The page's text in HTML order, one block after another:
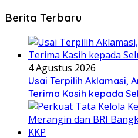
Berita Terbaru
4 Agustus 2026
Usai Terpilih Aklamasi,
Terima Kasih kepada